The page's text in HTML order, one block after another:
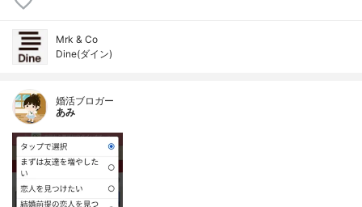
Mrk & Co
Dine(ダイン)
婚活ブロガー
あみ